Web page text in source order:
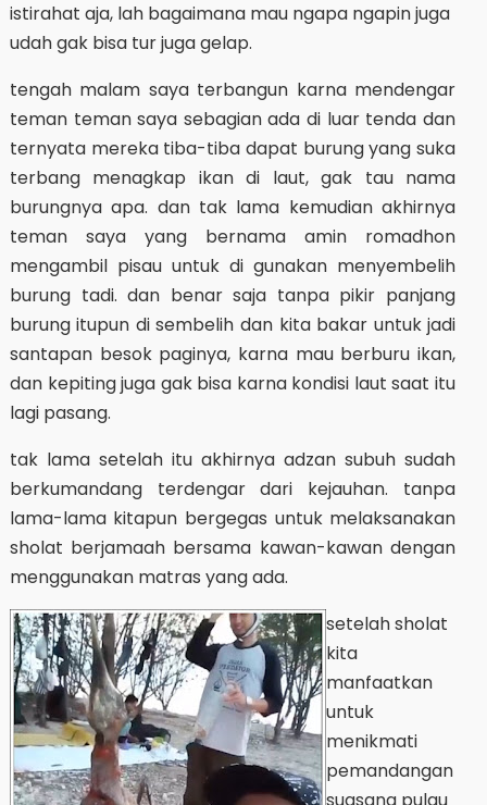
istirahat aja, lah bagaimana mau ngapa ngapin juga
udah gak bisa tur juga gelap.
tengah malam saya terbangun karna mendengar
teman teman saya sebagian ada di luar tenda dan
ternyata mereka tiba-tiba dapat burung yang suka
terbang menagkap ikan di laut, gak tau nama
burungnya apa. dan tak lama kemudian akhirnya
teman saya yang bernama amin romadhon
mengambil pisau untuk di gunakan menyembelih
burung tadi. dan benar saja tanpa pikir panjang
burung itupun di sembelih dan kita bakar untuk jadi
santapan besok paginya, karna mau berburu ikan,
dan kepiting juga gak bisa karna kondisi laut saat itu
lagi pasang.
tak lama setelah itu akhirnya adzan subuh sudah
berkumandang terdengar dari kejauhan. tanpa
lama-lama kitapun bergegas untuk melaksanakan
sholat berjamaah bersama kawan-kawan dengan
menggunakan matras yang ada.
setelah sholat
kita
manfaatkan
untuk
menikmati
pemandangan